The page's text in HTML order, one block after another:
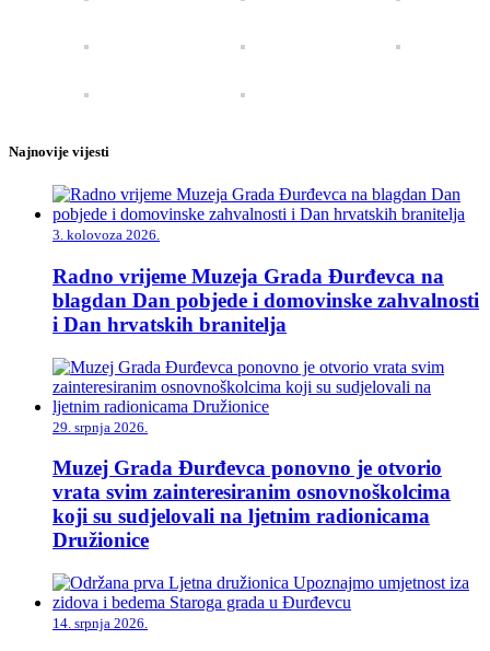
Najnovije vijesti
3. kolovoza 2026.
Radno vrijeme Muzeja Grada Đurđevca na
blagdan Dan pobjede i domovinske zahvalnosti
i Dan hrvatskih branitelja
29. srpnja 2026.
Muzej Grada Đurđevca ponovno je otvorio
vrata svim zainteresiranim osnovnoškolcima
koji su sudjelovali na ljetnim radionicama
Družionice
14. srpnja 2026.